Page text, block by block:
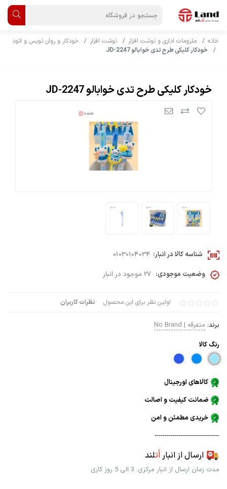
خانه ملزومات اداری و نوشت افزار نوشت افزار
خودکار و روان نویس و اتود
خودکار کلیکی طرح تدی خوابالو JD-2247
خودکار کلیکی طرح تدی خوابالو JD-2247
اولین نظر برای این محصول نظرات کاربران
برند: متفرقه | No Brand
رنگ كالا
کالاهای اورجینال
ضمانت کیفیت و اصالت
خریدی مطمئن و امن
--------------------------------
ارسال از انباراُتلند
مدت زمان ارسال از انبار مرکزی: 3 الی 5 روز کاری
شناسه کالا در انبار: 01030104034
وضعیت موجودی: 27 موجود در انبار